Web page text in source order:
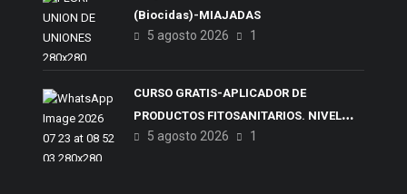
(Biocidas)-MIAJADAS
5 agosto 2026 1
CURSO GRATIS-APLICADOR DE
PRODUCTOS FITOSANITARIOS. NIVEL
CUALIFICADO
5 agosto 2026 1